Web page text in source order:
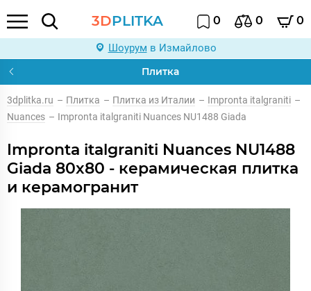
3DPLITKA 0 0 0
Шоурум в Измайлово
Плитка
3dplitka.ru – Плитка – Плитка из Италии – Impronta italgraniti –
Nuances – Impronta italgraniti Nuances NU1488 Giada
Impronta italgraniti Nuances NU1488
Giada 80x80 - керамическая плитка
и керамогранит